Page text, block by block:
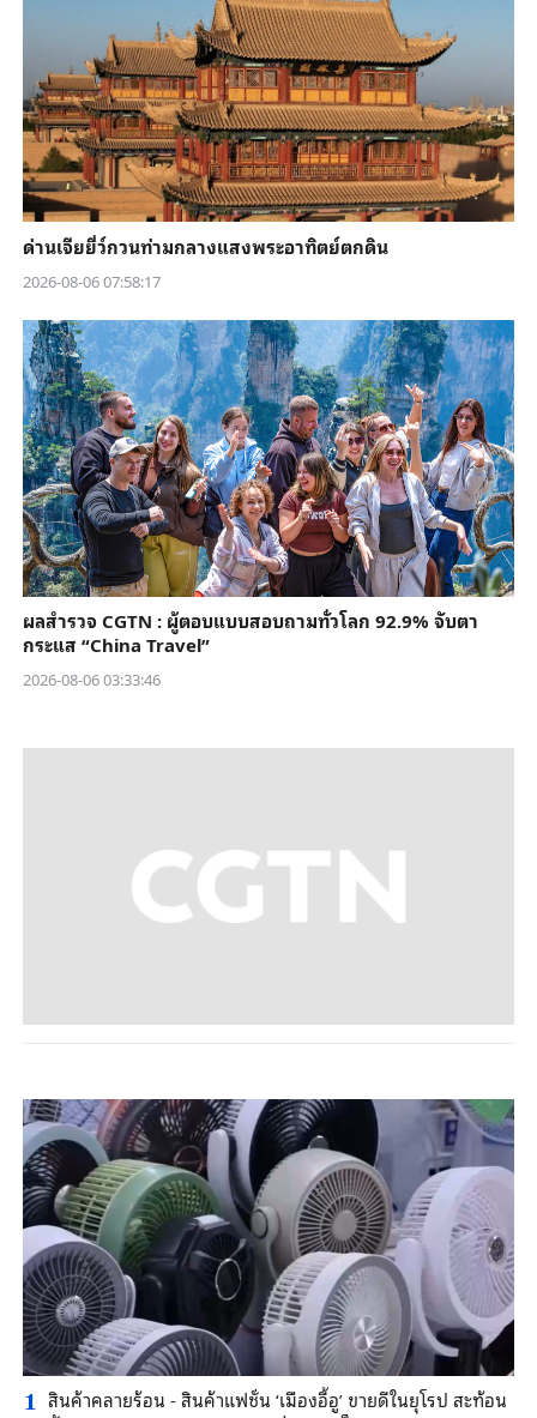
ด่านเจียยี่ว์กวนท่ามกลางแสงพระอาทิตย์ตกดิน
2026-08-06 07:58:17
ผลสำรวจ CGTN : ผู้ตอบแบบสอบถามทั่วโลก 92.9% จับตา
กระแส “China Travel”
2026-08-06 03:33:46
1 สินค้าคลายร้อน - สินค้าแฟชั่น ‘เมืองอี้อู’ ขายดีในยุโรป สะท้อน